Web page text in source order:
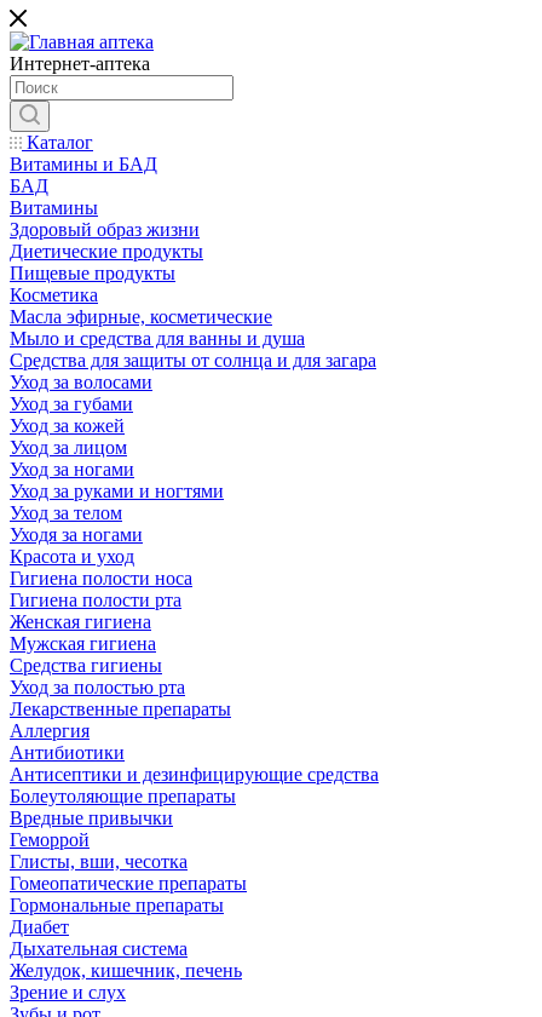
Интернет-аптека
Каталог
Витамины и БАД
БАД
Витамины
Здоровый образ жизни
Диетические продукты
Пищевые продукты
Косметика
Масла эфирные, косметические
Мыло и средства для ванны и душа
Средства для защиты от солнца и для загара
Уход за волосами
Уход за губами
Уход за кожей
Уход за лицом
Уход за ногами
Уход за руками и ногтями
Уход за телом
Уходя за ногами
Красота и уход
Гигиена полости носа
Гигиена полости рта
Женская гигиена
Мужская гигиена
Средства гигиены
Уход за полостью рта
Лекарственные препараты
Аллергия
Антибиотики
Антисептики и дезинфицирующие средства
Болеутоляющие препараты
Вредные привычки
Геморрой
Глисты, вши, чесотка
Гомеопатические препараты
Гормональные препараты
Диабет
Дыхательная система
Желудок, кишечник, печень
Зрение и слух